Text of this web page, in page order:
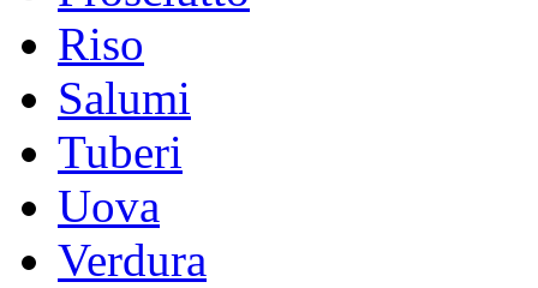
Riso
Salumi
Tuberi
Uova
Verdura